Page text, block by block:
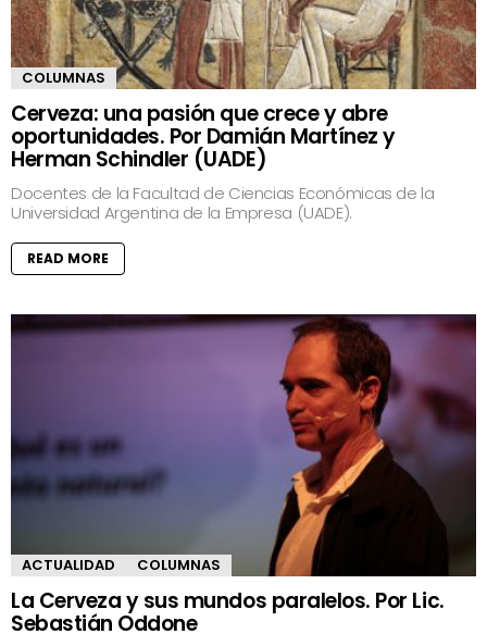
COLUMNAS
Cerveza: una pasión que crece y abre
oportunidades. Por Damián Martínez y
Herman Schindler (UADE)
Docentes de la Facultad de Ciencias Económicas de la
Universidad Argentina de la Empresa (UADE).
READ MORE
ACTUALIDAD COLUMNAS
La Cerveza y sus mundos paralelos. Por Lic.
Sebastián Oddone